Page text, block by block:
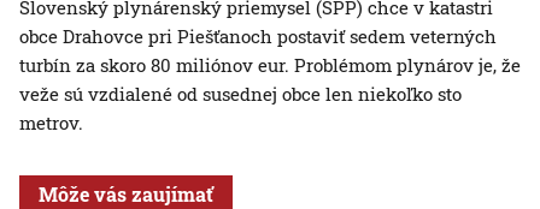
Slovenský plynárenský priemysel (SPP) chce v katastri
obce Drahovce pri Piešťanoch postaviť sedem veterných
turbín za skoro 80 miliónov eur. Problémom plynárov je, že
veže sú vzdialené od susednej obce len niekoľko sto
metrov.
Môže vás zaujímať